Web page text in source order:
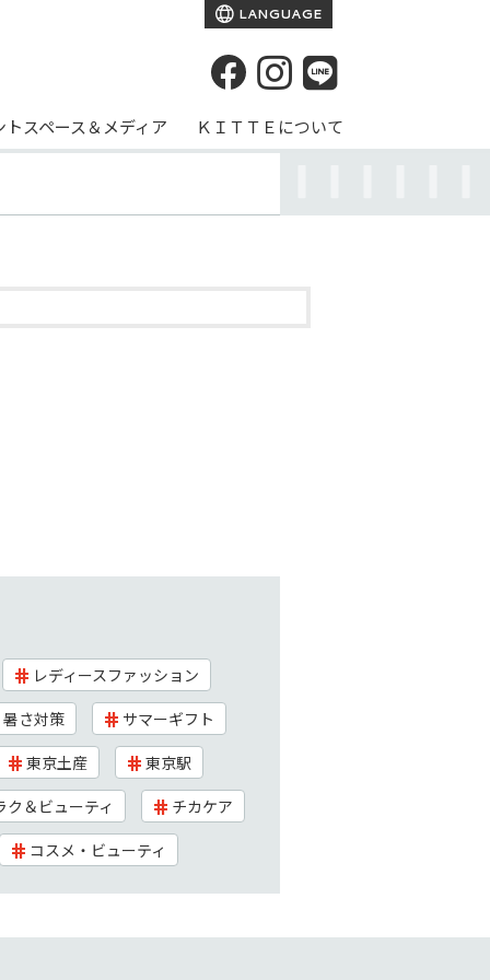
LANGUAGE
トスペース＆メディア ＫＩＴＴＥについて
レディースファッション
暑さ対策
サマーギフト
東京土産
東京駅
ク＆ビューティ
チカケア
コスメ・ビューティ